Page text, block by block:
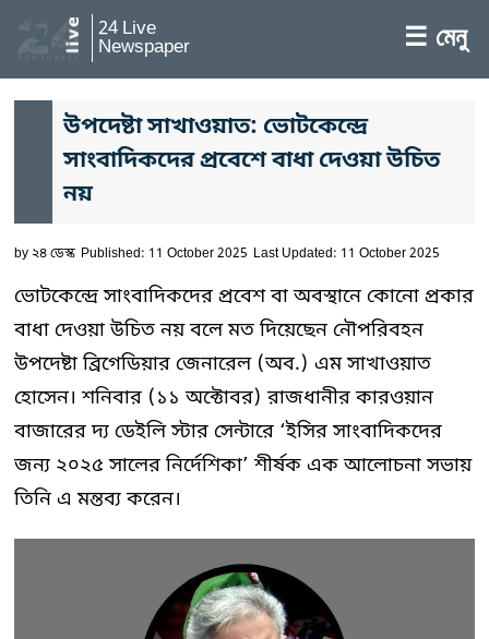
24 Live
Newspaper ☰ মেনু
উপদেষ্টা সাখাওয়াত: ভোটকেন্দ্রে
সাংবাদিকদের প্রবেশে বাধা দেওয়া উচিত
নয়
by২৪ ডেস্ক Published: 11 October 2025 Last Updated: 11 October 2025
ভোটকেন্দ্রে সাংবাদিকদের প্রবেশ বা অবস্থানে কোনো প্রকার
বাধা দেওয়া উচিত নয় বলে মত দিয়েছেন নৌপরিবহন
উপদেষ্টা ব্রিগেডিয়ার জেনারেল (অব.) এম সাখাওয়াত
হোসেন। শনিবার (১১ অক্টোবর) রাজধানীর কারওয়ান
বাজারের দ্য ডেইলি স্টার সেন্টারে ‘ইসির সাংবাদিকদের
জন্য ২০২৫ সালের নির্দেশিকা’ শীর্ষক এক আলোচনা সভায়
তিনি এ মন্তব্য করেন।